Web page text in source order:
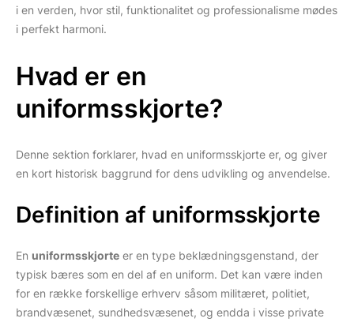
i en verden, hvor stil, funktionalitet og professionalisme mødes
i perfekt harmoni.
Hvad er en
uniformsskjorte?
Denne sektion forklarer, hvad en uniformsskjorte er, og giver
en kort historisk baggrund for dens udvikling og anvendelse.
Definition af uniformsskjorte
En uniformsskjorte er en type beklædningsgenstand, der
typisk bæres som en del af en uniform. Det kan være inden
for en række forskellige erhverv såsom militæret, politiet,
brandvæsenet, sundhedsvæsenet, og endda i visse private